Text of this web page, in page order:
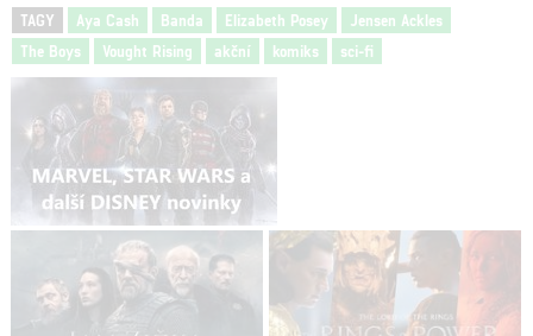
TAGY Aya Cash Banda Elizabeth Posey
Jensen Ackles
The Boys
Vought Rising akční komiks sci-fi